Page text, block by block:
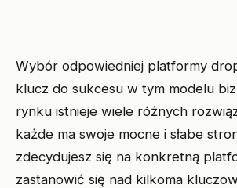
Wybór odpowiedniej platformy
klucz do sukcesu w tym modelu
rynku istnieje wiele różnych
każde ma swoje mocne i słabe
zdecydujesz się na konkretną
zastanowić się nad kilkoma